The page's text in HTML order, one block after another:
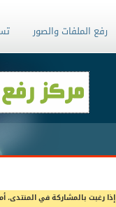
رفع الملفات والصور
إذا رغبت بالمشاركة في المنتدى،